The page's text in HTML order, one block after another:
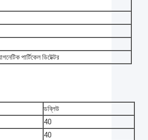
পার্টিকেল ডিটেক্টর
ডব্লিউ
40
40